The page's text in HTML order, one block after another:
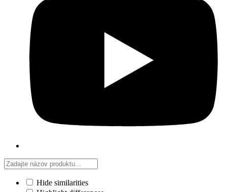
Hide similarities